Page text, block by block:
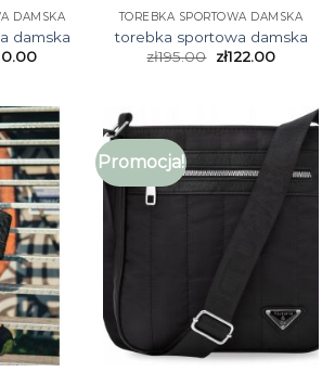
DAMSKA
damska
TOREBKA SPORTOWA DAMSKA
torebka sportowa damska
zł195.00 zł122.00
Promocja!